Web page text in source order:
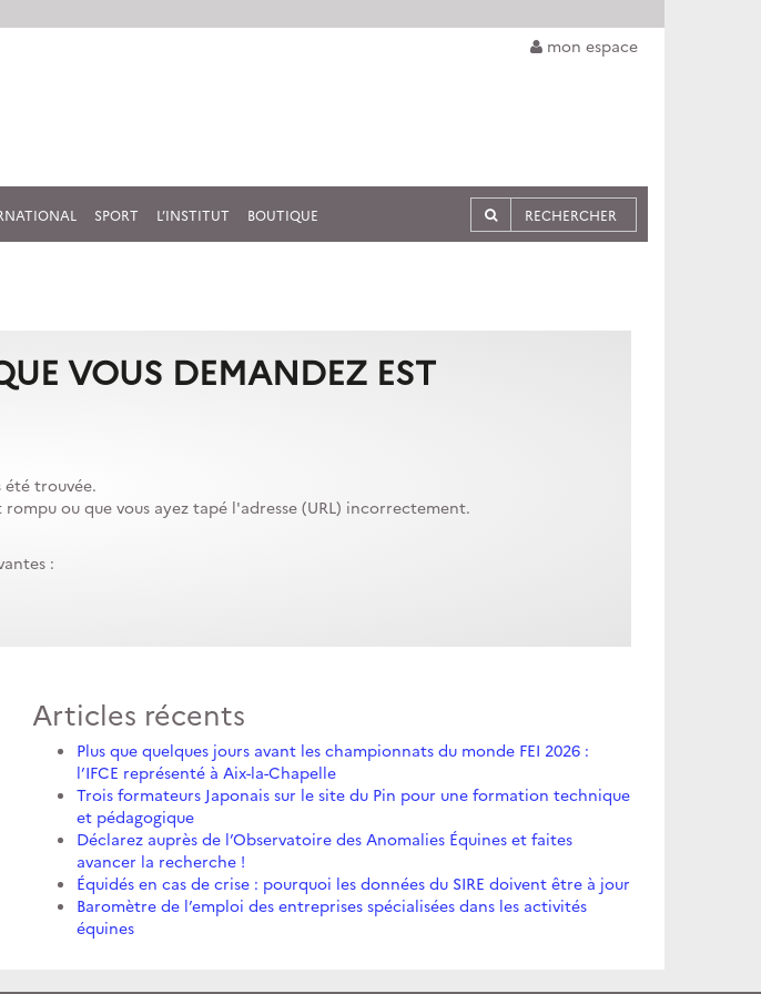
mon espace
SPORT L’INSTITUT BOUTIQUE
VOUS DEMANDEZ EST
été trouvée.
ou que vous ayez tapé l'adresse (URL) incorrectement.
:
Articles récents
Plus que quelques jours avant les championnats du monde FEI 2026 :
l’IFCE représenté à Aix-la-Chapelle
Trois formateurs Japonais sur le site du Pin pour une formation technique
et pédagogique
Déclarez auprès de l’Observatoire des Anomalies Équines et faites
avancer la recherche !
Équidés en cas de crise : pourquoi les données du SIRE doivent être à jour
Baromètre de l’emploi des entreprises spécialisées dans les activités
équines